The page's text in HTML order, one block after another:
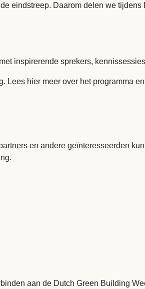
eindstreep. Daarom delen we
inspirerende sprekers,
Lees hier meer over het programma
en andere geïnteresseerden
aan de Dutch Green Building